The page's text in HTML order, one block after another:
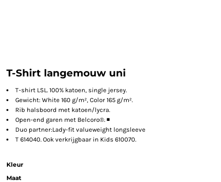
T-Shirt langemouw uni
T-shirt LSL. 100% katoen, single jersey.
Gewicht: White 160 g/m², Color 165 g/m².
Rib halsboord met katoen/lycra.
Open-end garen met Belcoro®. ◾
Duo partner:Lady-fit valueweight longsleeve
T 614040. Ook verkrijgbaar in Kids 610070.
Kleur
Maat